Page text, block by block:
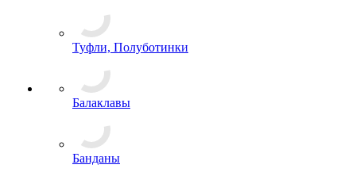
Туфли, Полуботинки
Балаклавы
Банданы